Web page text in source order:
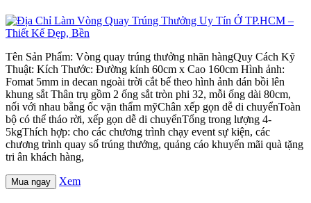
Tên Sản Phẩm: Vòng quay trúng thưởng nhãn hàngQuy Cách Kỹ
Thuật: Kích Thước: Đường kính 60cm x Cao 160cm Hình ảnh:
Fomat 5mm in decan ngoài trời cắt bế theo hình ảnh dán bồi lên
khung sắt Thân trụ gồm 2 ống sắt tròn phi 32, mỗi ống dài 80cm,
nối với nhau bằng ốc vặn thẩm mỹChân xếp gọn dễ di chuyểnToàn
bộ có thể tháo rời, xếp gọn dễ di chuyểnTổng trong lượng 4-
5kgThích hợp: cho các chương trình chạy event sự kiện, các
chương trình quay số trúng thưởng, quảng cáo khuyến mãi quà tặng
tri ân khách hàng,
Mua ngay Xem